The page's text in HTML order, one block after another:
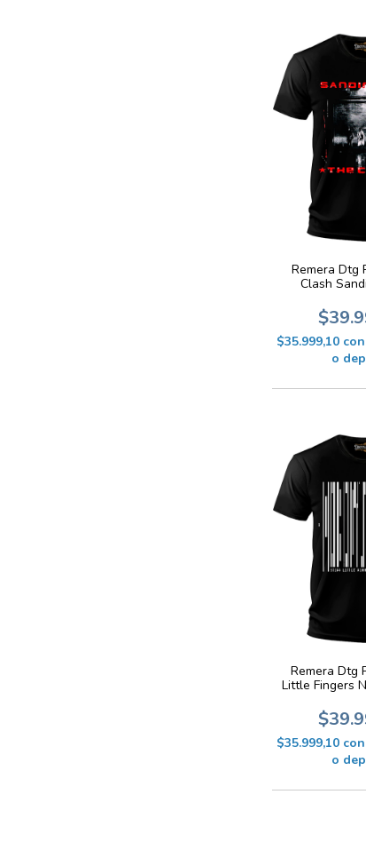
Remera Dtg
Clash
$35.999,10 con
o
Remera Dtg
Little Fingers
$35.999,10 con
o